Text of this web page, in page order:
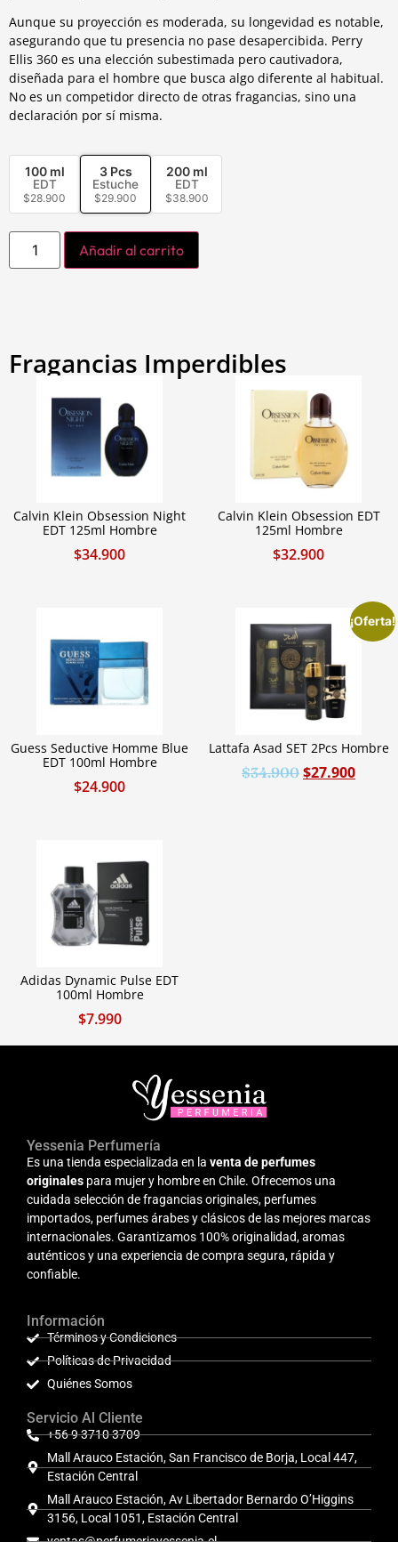
Aunque su proyección es moderada, su longevidad es notable,
asegurando que tu presencia no pase desapercibida. Perry
Ellis 360 es una elección subestimada pero cautivadora,
diseñada para el hombre que busca algo diferente al habitual.
No es un competidor directo de otras fragancias, sino una
declaración por sí misma.
100 ml
EDT
$28.900
3 Pcs
Estuche
$29.900
200 ml
EDT
$38.900
Añadir al carrito
Fragancias Imperdibles
Calvin Klein Obsession Night
EDT 125ml Hombre
$34.900
Calvin Klein Obsession EDT
125ml Hombre
$32.900
Guess Seductive Homme Blue
EDT 100ml Hombre
$24.900
¡Oferta!
Lattafa Asad SET 2Pcs Hombre
$34.900 $27.900
Adidas Dynamic Pulse EDT
100ml Hombre
$7.990
Yessenia Perfumería
Es una tienda especializada en la venta de perfumes
originales para mujer y hombre en Chile. Ofrecemos una
cuidada selección de fragancias originales, perfumes
importados, perfumes árabes y clásicos de las mejores marcas
internacionales. Garantizamos 100% originalidad, aromas
auténticos y una experiencia de compra segura, rápida y
confiable.
Información
Términos y Condiciones
Políticas de Privacidad
Quiénes Somos
Servicio Al Cliente
+56 9 3710 3709
Mall Arauco Estación, San Francisco de Borja, Local 447,
Estación Central
Mall Arauco Estación, Av Libertador Bernardo O’Higgins
3156, Local 1051, Estación Central